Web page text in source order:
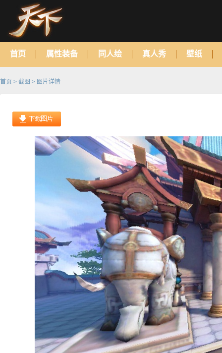
首页 属性装备 同人绘 真人秀 壁纸
首页 > 截图 > 图片详情